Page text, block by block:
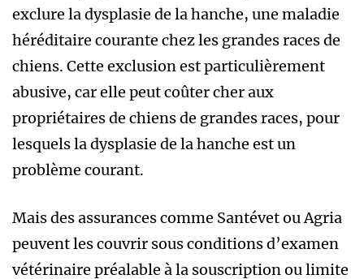
exclure la dysplasie de la hanche, une maladie
héréditaire courante chez les grandes races de
chiens. Cette exclusion est particulièrement
abusive, car elle peut coûter cher aux
propriétaires de chiens de grandes races, pour
lesquels la dysplasie de la hanche est un
problème courant.
Mais des assurances comme Santévet ou Agria
peuvent les couvrir sous conditions d’examen
vétérinaire préalable à la souscription ou limite